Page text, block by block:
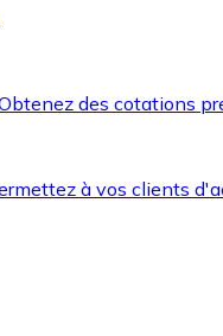
des cotations
à vos clients